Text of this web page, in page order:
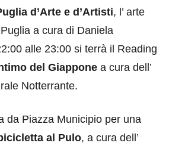
d’Arte e d’Artisti, l’ arte
a cura di Daniela
alle 23:00 si terrà il Reading
del Giappone a cura dell’
Notterrante.
da Piazza Municipio per una
al Pulo, a cura dell’